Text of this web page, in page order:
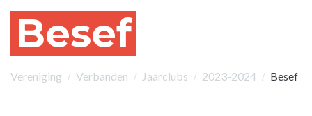
Besef
Vereniging Verbanden Jaarclubs 2023-2024 Besef